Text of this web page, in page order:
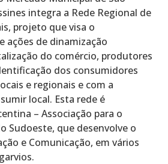
integra a Rede Regional de
projeto que visa o
ações de dinamização
do comércio, produtores
dos consumidores
e regionais e com a
local. Esta rede é
– Associação para o
Sudoeste, que desenvolve o
e Comunicação, em vários